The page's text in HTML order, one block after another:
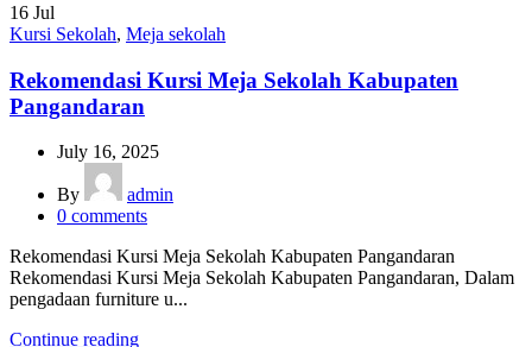
16 Jul
Kursi Sekolah, Meja sekolah
Rekomendasi Kursi Meja Sekolah Kabupaten
Pangandaran
July 16, 2025
By
admin
0 comments
Rekomendasi Kursi Meja Sekolah Kabupaten Pangandaran
Rekomendasi Kursi Meja Sekolah Kabupaten Pangandaran, Dalam
pengadaan furniture u...
Continue reading